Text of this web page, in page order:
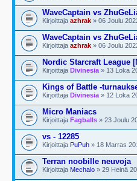
WaveCaptain vs
Kirjoittaja azhrak » 06 Joulu
WaveCaptain vs
Kirjoittaja azhrak » 06 Joulu
Nordic Starcraft League
Kirjoittaja Divinesia » 13 Loka
Kings of Battle -
Kirjoittaja Divinesia » 12 Loka
Micro Maniacs
Kirjoittaja Fagballs » 23 Joulu
vs - 12285
Kirjoittaja PuPuh » 18 Marras
Terran noobille neuvoja
Kirjoittaja Mechalo » 29 Heinä